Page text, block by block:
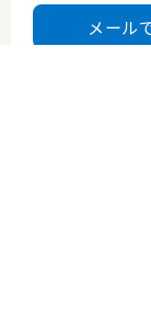
メール